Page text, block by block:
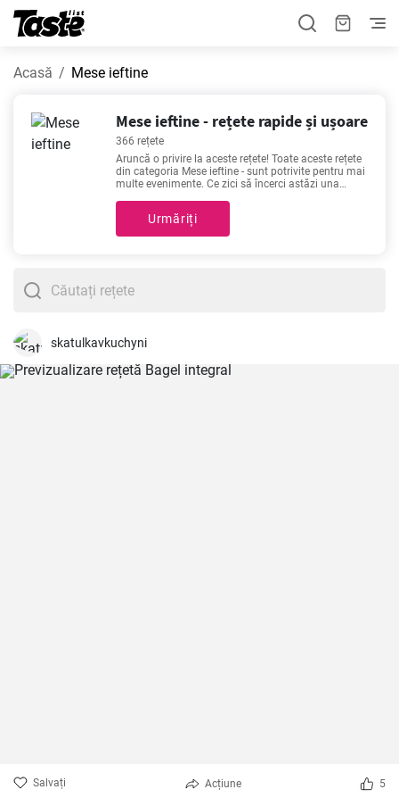
Acasă Mese ieftine
Mese ieftine - rețete rapide și ușoare
366 rețete
Aruncă o privire la aceste rețete! Toate aceste rețete
din categoria Mese ieftine - sunt potrivite pentru mai
multe evenimente. Ce zici să încerci astăzi una
al rețetei.Urmăriți
skatulkavkuchyni
Salvați Acțiune 5